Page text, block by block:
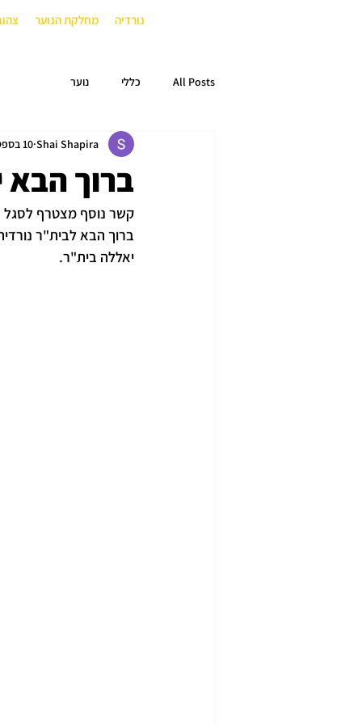
נורדיה מחלקת הנוער
All Posts כללי נוער
ברוך הבא
Shai Shapira 10 בספט׳ 2024
קשר נוסף מצטרף לסגל
ברוך הבא לבית"ר
יאללה בית"ר.